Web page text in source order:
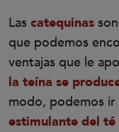
Las catequinas
que podemos
ventajas que le
la teína se
modo, podemos
estimulante del té